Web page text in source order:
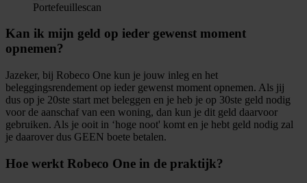
Portefeuillescan
Kan ik mijn geld op ieder gewenst moment
opnemen?
Jazeker, bij Robeco One kun je jouw inleg en het
beleggingsrendement op ieder gewenst moment opnemen. Als jij
dus op je 20ste start met beleggen en je heb je op 30ste geld nodig
voor de aanschaf van een woning, dan kun je dit geld daarvoor
gebruiken. Als je ooit in ‘hoge noot' komt en je hebt geld nodig zal
je daarover dus GEEN boete betalen.
Hoe werkt Robeco One in de praktijk?